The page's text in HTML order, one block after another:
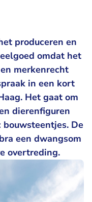
produceren en
omdat het
merkenrecht
in een kort
Het gaat om
dierenfiguren
De
een dwangsom
overtreding.